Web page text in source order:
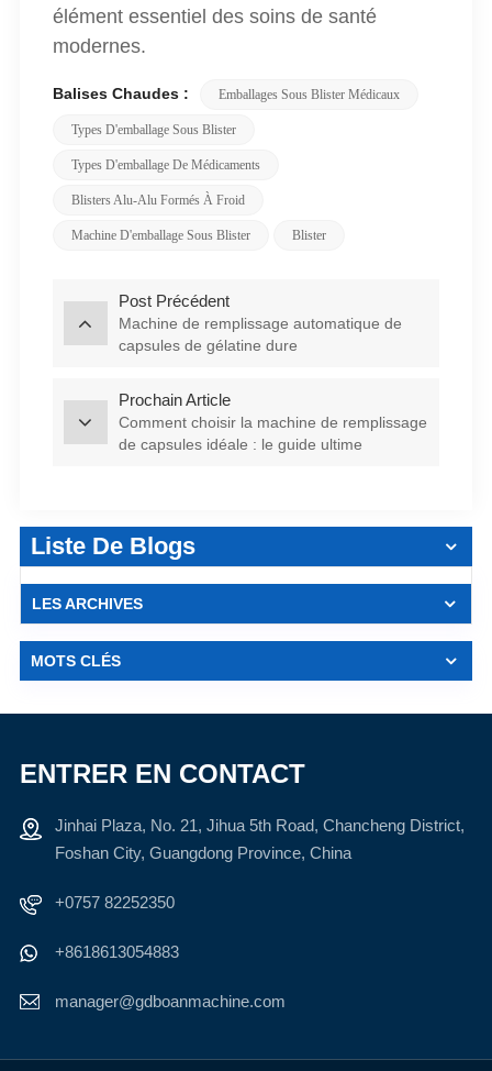
élément essentiel des soins de santé
modernes.
Balises Chaudes : Emballages Sous Blister Médicaux
Types D'emballage Sous Blister
Types D'emballage De Médicaments
Blisters Alu-Alu Formés À Froid
Machine D'emballage Sous Blister Blister
Post Précédent
Machine de remplissage automatique de
capsules de gélatine dure
Prochain Article
Comment choisir la machine de remplissage
de capsules idéale : le guide ultime
Liste De Blogs
LES ARCHIVES
MOTS CLÉS
ENTRER EN CONTACT
Jinhai Plaza, No. 21, Jihua 5th Road, Chancheng District,
Foshan City, Guangdong Province, China
+0757 82252350
+8618613054883
manager@gdboanmachine.com